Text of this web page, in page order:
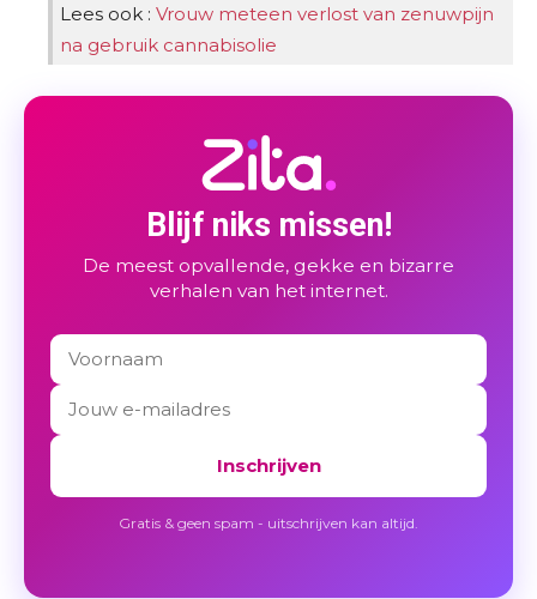
Lees ook : Vrouw meteen verlost van zenuwpijn
na gebruik cannabisolie
Blijf niks missen!
De meest opvallende, gekke en bizarre
verhalen van het internet.
Inschrijven
Gratis & geen spam - uitschrijven kan altijd.